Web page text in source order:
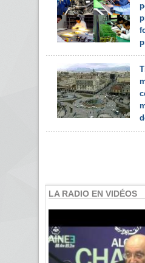
LA RADIO EN VIDÉOS